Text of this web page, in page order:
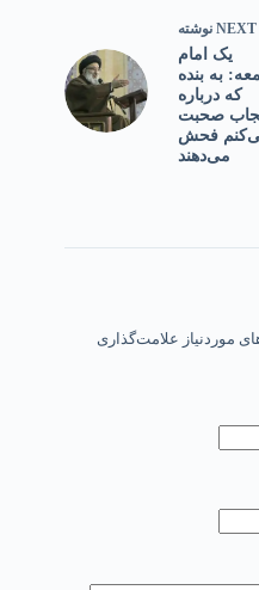
NEXT نوشته
یک امام
به بنده
که درباره
صحبت
فحش
می‌دهند
موردنیاز علامت‌گذاری